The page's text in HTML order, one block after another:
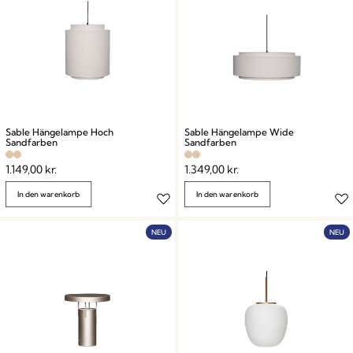
Sable Hängelampe Hoch
Sandfarben
1.149,00 kr.
In den warenkorb
Sable Hängelampe Wide
Sandfarben
1.349,00 kr.
In den warenkorb
NEU NEU